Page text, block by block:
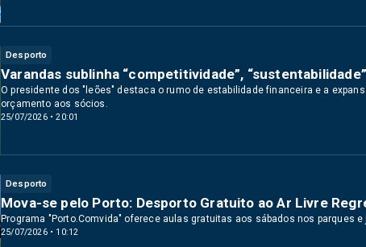
Desporto
25/07/2026 • 20:01
Varandas sublinha “competitividade”,
O presidente dos "leões" destaca o rumo de estabilidade financeira e a
orçamento aos sócios.
Desporto
25/07/2026 • 10:12
Mova-se pelo Porto: Desporto Gratuito ao Ar Livre
Programa "Porto.Comvida" oferece aulas gratuitas aos sábados nos parques